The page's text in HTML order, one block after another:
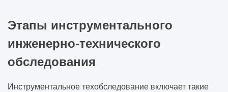
Этапы инструментального
инженерно-технического
обследования
Инструментальное техобследование включает такие